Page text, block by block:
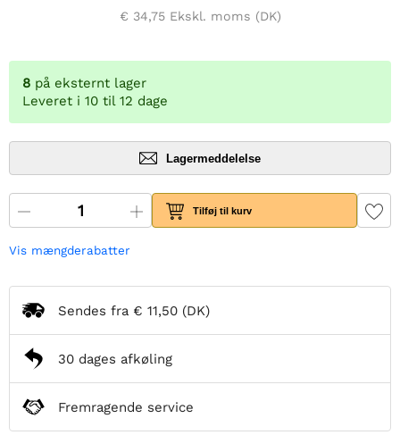
€ 34,75Ekskl. moms (DK)
8 på eksternt lager
Leveret i 10 til 12 dage
Lagermeddelelse
Tilføj til kurv
Vis mængderabatter
Sendes fra € 11,50 (DK)
30 dages afkøling
Fremragende service